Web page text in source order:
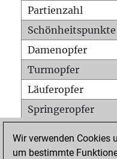
Partienzahl
Schönheitspunkte
Damenopfer
Turmopfer
Läuferopfer
Springeropfer
Matt auf vollem
Wir verwenden Cookies
um bestimmte